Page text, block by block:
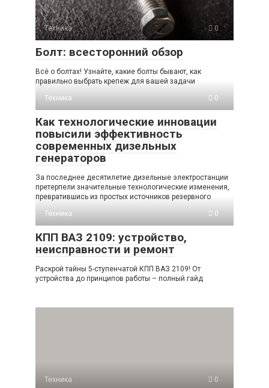
Техника 0
Болт: всесторонний обзор
Всё о болтах! Узнайте, какие болты бывают, как
правильно выбрать крепеж для вашей задачи
Техника
0
Как технологические инновации
повысили эффективность
современных дизельных
генераторов
За последнее десятилетие дизельные электростанции
претерпели значительные технологические изменения,
превратившись из простых источников резервного
Техника
0
КПП ВАЗ 2109: устройство,
неисправности и ремонт
Раскрой тайны 5-ступенчатой КПП ВАЗ 2109! От
устройства до принципов работы – полный гайд
Техника 0